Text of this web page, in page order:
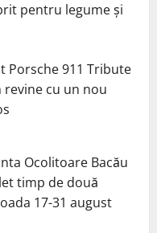
pentru legume și
Porsche 911 Tribute
cu un nou
Ocolitoare Bacău
timp de două
17-31 august